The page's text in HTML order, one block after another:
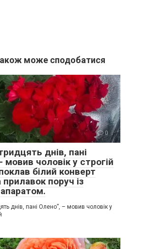
може сподобатися
0
днів, пані
мовив чоловік у строгій
білий конверт
поруч із
днів, пані Олено”, – мовив чоловік у